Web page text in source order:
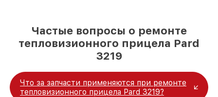
Частые вопросы о ремонте
тепловизионного прицела Pard
3219
Что за запчасти применяются при ремонте
тепловизионного прицела Pard 3219?